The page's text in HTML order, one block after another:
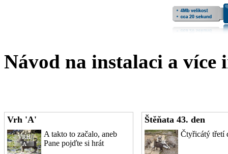
Návod na instalaci a více
Vrh 'A'
A takto to začalo, aneb
Pane pojďte si hrát
Štěňata 43. den
Čtyřicátý třetí